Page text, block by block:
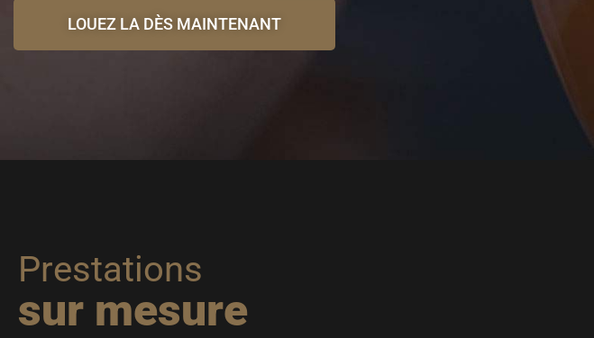
LOUEZ LA DÈS MAINTENANT
Prestations
sur mesure